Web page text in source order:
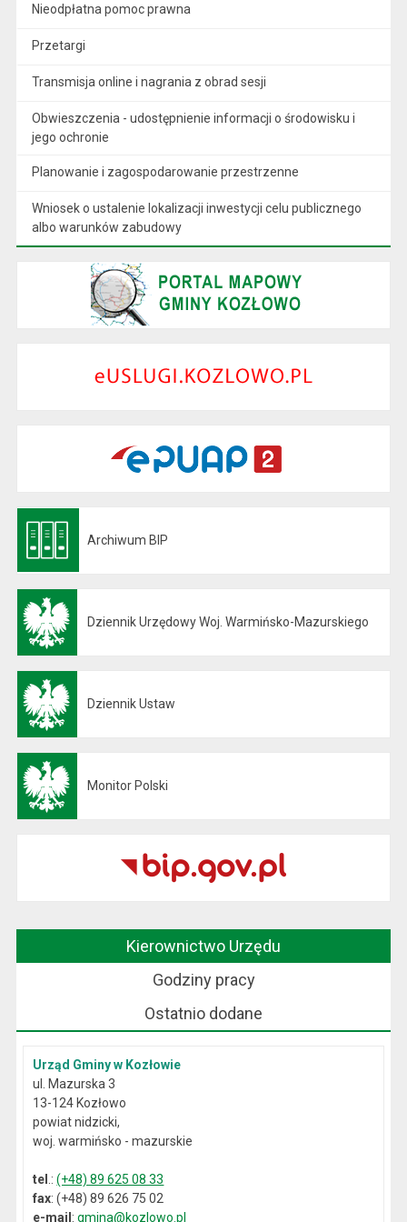
Nieodpłatna pomoc prawna
Przetargi
Transmisja online i nagrania z obrad sesji
Obwieszczenia - udostępnienie informacji o środowisku i
jego ochronie
Planowanie i zagospodarowanie przestrzenne
Wniosek o ustalenie lokalizacji inwestycji celu publicznego
albo warunków zabudowy
Archiwum BIP
Dziennik Urzędowy Woj. Warmińsko-Mazurskiego
Dziennik Ustaw
Monitor Polski
Kierownictwo Urzędu
Godziny pracy
Ostatnio dodane
Urząd Gminy w Kozłowie
ul. Mazurska 3
13-124 Kozłowo
powiat nidzicki,
woj. warmińsko - mazurskie
tel .:(+48) 89 625 08 33
fax: (+48) 89 626 75 02
e-mail:gmina@kozlowo.pl